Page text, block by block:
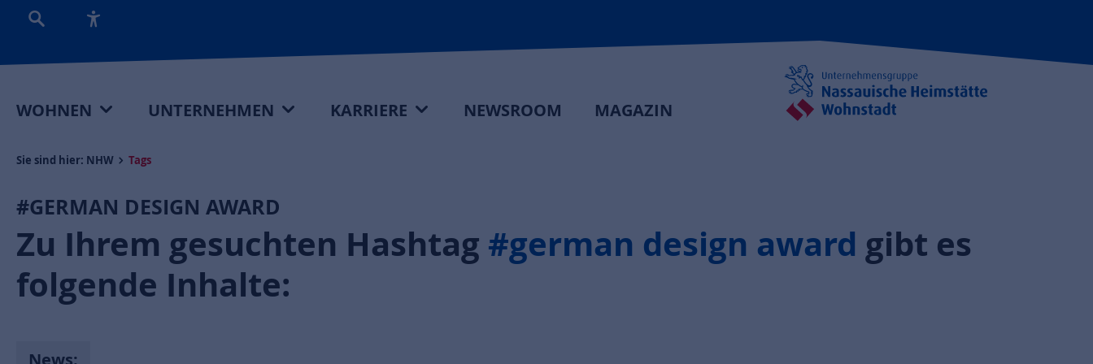
WOHNEN UNTERNEHMEN KARRIERE NEWSROOM MAGAZIN
Sie sind hier: NHW Tags
#GERMAN DESIGN AWARD
Zu Ihrem gesuchten Hashtag #german design award gibt es
folgende Inhalte:
News: